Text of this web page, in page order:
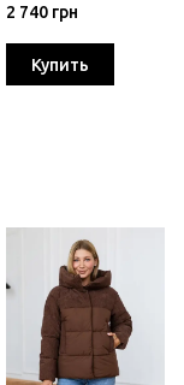
2 740 грн
Купить